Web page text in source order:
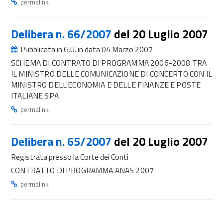
permalink
Delibera n. 66/2007 del 20 Luglio 2007
Pubblicata in G.U. in data 04 Marzo 2007
SCHEMA DI CONTRATO DI PROGRAMMA 2006-2008 TRA
IL MINISTRO DELLE COMUNICAZIONE DI CONCERTO CON IL
MINISTRO DELL'ECONOMIA E DELLE FINANZE E POSTE
ITALIANE SPA
permalink.
Delibera n. 65/2007 del 20 Luglio 2007
Registrata presso la Corte dei Conti
CONTRATTO DI PROGRAMMA ANAS 2007
permalink.